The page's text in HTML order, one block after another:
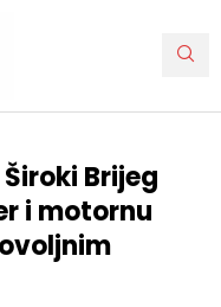
Brijeg
i motornu